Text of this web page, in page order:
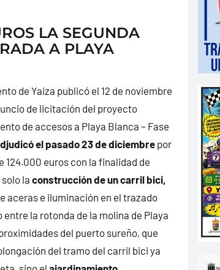
LA SEGUNDA
A PLAYA
de Yaiza publicó el 12 de noviembre
de licitación del proyecto
de accesos a Playa Blanca – Fase
el pasado 23 de diciembrepor
124.000 euros con la finalidad de
laconstrucción de un carril bici,
aceras e iluminación en el trazado
entre la rotonda de la molina de Playa
del puerto sureño, que
del tramo del carril bici ya